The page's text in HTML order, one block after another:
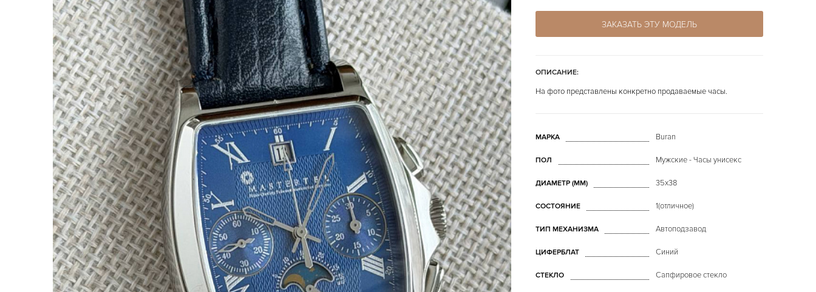
ЗАКАЗАТЬ ЭТУ МОДЕЛЬ
ОПИСАНИЕ:
На фото представлены конкретно продаваемые часы.
МАРКА Buran
ПОЛ Мужские - Часы унисекс
ДИАМЕТР (MM) 35х38
СОСТОЯНИЕ 1(отличное)
ТИП МЕХАНИЗМА Автоподзавод
ЦИФЕРБЛАТ Синий
СТЕКЛО Сапфировое стекло